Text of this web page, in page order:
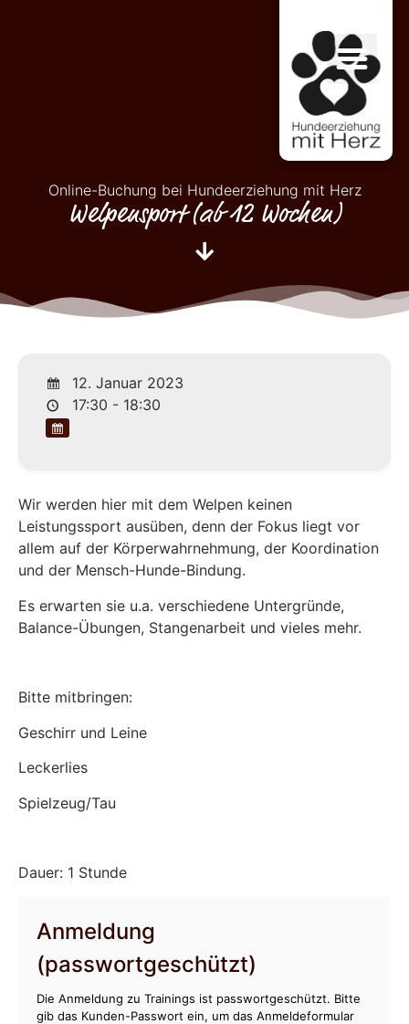
Online-Buchung bei Hundeerziehung mit Herz
Welpensport (ab 12 Wochen)
12. Januar 2023
17:30 - 18:30
Wir werden hier mit dem Welpen keinen
Leistungssport ausüben, denn der Fokus liegt vor
allem auf der Körperwahrnehmung, der Koordination
und der Mensch-Hunde-Bindung.
Es erwarten sie u.a. verschiedene Untergründe,
Balance-Übungen, Stangenarbeit und vieles mehr.
Bitte mitbringen:
Geschirr und Leine
Leckerlies
Spielzeug/Tau
Dauer: 1 Stunde
Anmeldung
(passwortgeschützt)
Die Anmeldung zu Trainings ist passwortgeschützt. Bitte
gib das Kunden-Passwort ein, um das Anmeldeformular